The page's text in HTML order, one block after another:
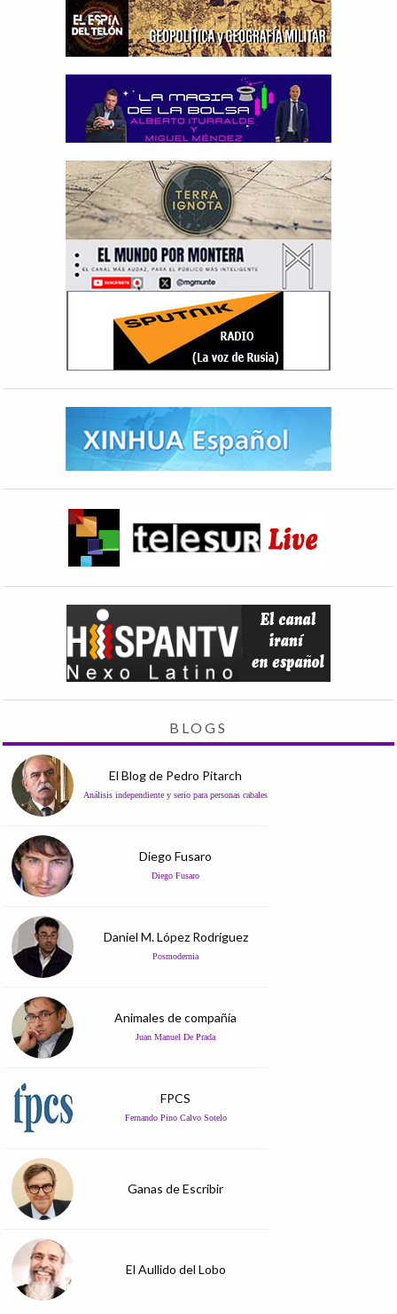
BLOGS
El Blog de Pedro Pitarch
Análisis independiente y serio para personas cabales
Diego Fusaro
Diego Fusaro
Daniel M. López Rodríguez
Posmodernia
Animales de compañía
Juan Manuel De Prada
FPCS
Fernando Pino Calvo Sotelo
Ganas de Escribir
El Aullido del Lobo